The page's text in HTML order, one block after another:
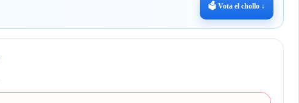
🗳️ Vota el chollo ↓